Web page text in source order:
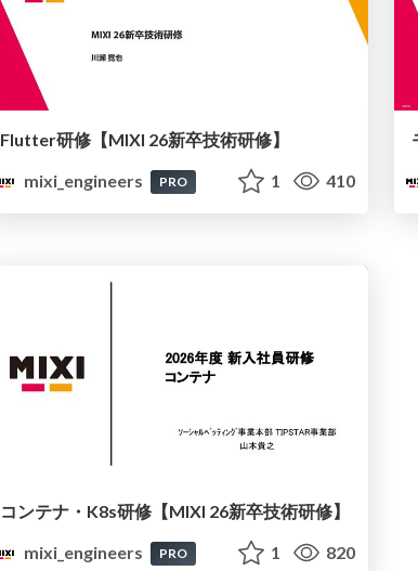
Flutter研修【MIXI 26新卒技術研修】
mixi_engineers
PRO 1 410
コンテナ・K8s研修【MIXI 26新卒技術研修】
mixi_engineers
PRO 1 820